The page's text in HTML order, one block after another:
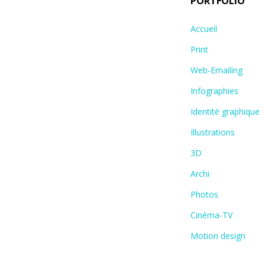
Accueil
Print
Web-Emailing
Infographies
Identité graphique
Illustrations
3D
Archi
Photos
Cinéma-TV
Motion design